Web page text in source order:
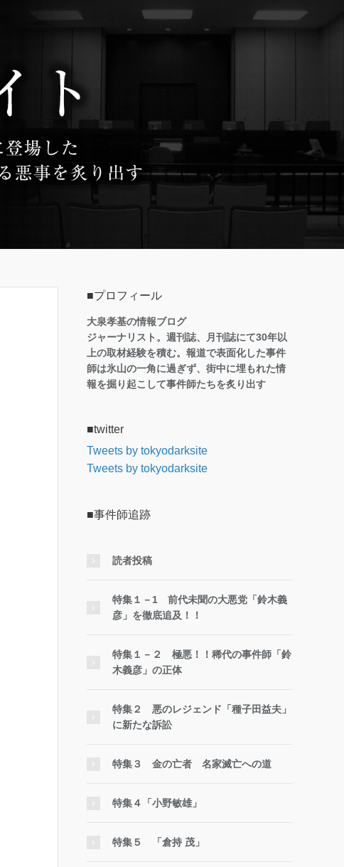
■プロフィール
大泉孝基の情報ブログ
ジャーナリスト。週刊誌、月刊誌にて30年以
上の取材経験を積む。報道で表面化した事件
師は氷山の一角に過ぎず、街中に埋もれた情
報を掘り起こして事件師たちを炙り出す
■twitter
Tweets by tokyodarksite
Tweets by tokyodarksite
■事件師追跡
読者投稿
特集１－1 前代未聞の大悪党「鈴木義
彦」を徹底追及！！
特集１－２ 極悪！！稀代の事件師「鈴
木義彦」の正体
特集２ 悪のレジェンド「種子田益夫」
に新たな訴訟
特集３ 金の亡者 名家滅亡への道
特集４「小野敏雄」
特集５ 「倉持 茂」